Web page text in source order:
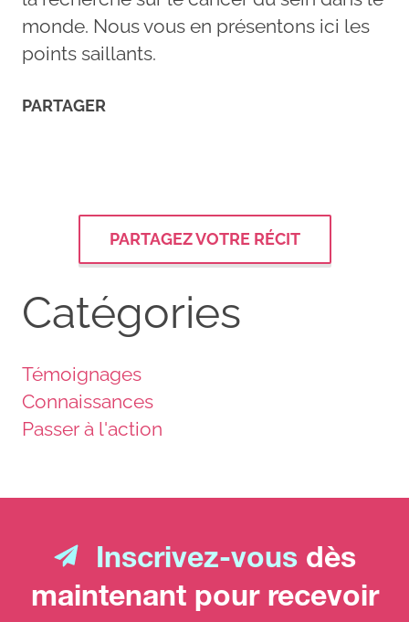
monde. Nous vous en présentons ici les
points saillants.
PARTAGER
PARTAGEZ VOTRE RÉCIT
Catégories
Témoignages
Connaissances
Passer à l'action
Inscrivez-vous dès
maintenant pour recevoir